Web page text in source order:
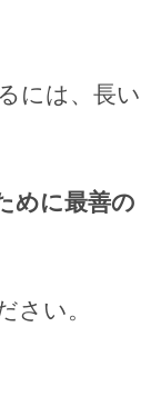
には、長い
めに最善の
さい。